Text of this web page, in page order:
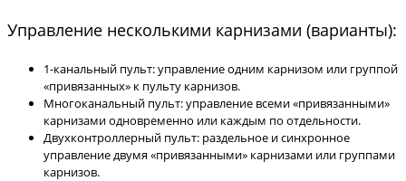
Управление несколькими карнизами (варианты):
1-канальный пульт: управление одним карнизом или группой
«привязанных» к пульту карнизов.
Многоканальный пульт: управление всеми «привязанными»
карнизами одновременно или каждым по отдельности.
Двухконтроллерный пульт: раздельное и синхронное
управление двумя «привязанными» карнизами или группами
карнизов.